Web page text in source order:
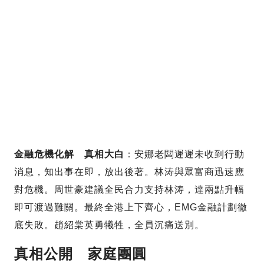
金融危機化解 真相大白 ：安娜老闆遲遲未收到行動
消息，知出事在即，放出後著。林涛與眾富商迅速應
對危機。周世豪建議全民合力支持林涛，達兩點升幅
即可渡過難關。最終全港上下齊心，EMG金融計劃徹
底失敗。趙紹棠英勇犧牲，全員沉痛送別。
真相公開 家庭團圓